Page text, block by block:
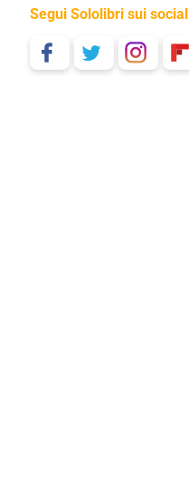
Segui Sololibri sui social